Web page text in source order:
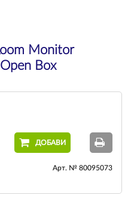
Monitor
Box
ДОБАВИ
Арт. № 80095073